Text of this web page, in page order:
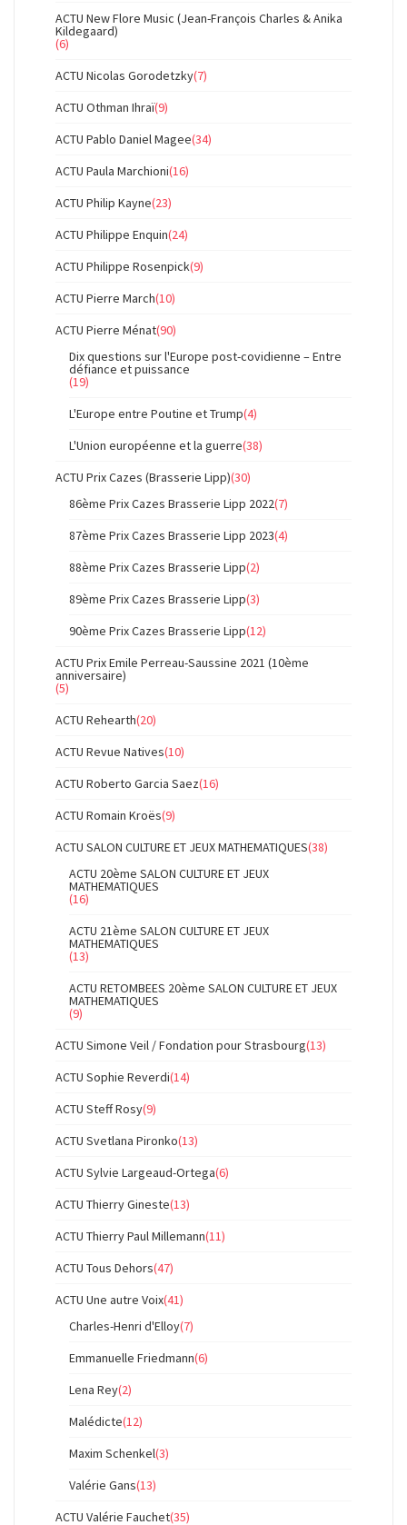
ACTU New Flore Music (Jean-François Charles & Anika
Kildegaard)
(6)
ACTU Nicolas Gorodetzky(7)
ACTU Othman Ihraï(9)
ACTU Pablo Daniel Magee(34)
ACTU Paula Marchioni(16)
ACTU Philip Kayne(23)
ACTU Philippe Enquin(24)
ACTU Philippe Rosenpick(9)
ACTU Pierre March(10)
ACTU Pierre Ménat(90)
Dix questions sur l'Europe post-covidienne – Entre
défiance et puissance
(19)
L'Europe entre Poutine et Trump(4)
L'Union européenne et la guerre(38)
ACTU Prix Cazes (Brasserie Lipp)(30)
86ème Prix Cazes Brasserie Lipp 2022(7)
87ème Prix Cazes Brasserie Lipp 2023(4)
88ème Prix Cazes Brasserie Lipp(2)
89ème Prix Cazes Brasserie Lipp(3)
90ème Prix Cazes Brasserie Lipp(12)
ACTU Prix Emile Perreau-Saussine 2021 (10ème
anniversaire)
(5)
ACTU Rehearth(20)
ACTU Revue Natives(10)
ACTU Roberto Garcia Saez(16)
ACTU Romain Kroës(9)
ACTU SALON CULTURE ET JEUX MATHEMATIQUES(38)
ACTU 20ème SALON CULTURE ET JEUX
MATHEMATIQUES
(16)
ACTU 21ème SALON CULTURE ET JEUX
MATHEMATIQUES
(13)
ACTU RETOMBEES 20ème SALON CULTURE ET JEUX
MATHEMATIQUES
(9)
ACTU Simone Veil / Fondation pour Strasbourg(13)
ACTU Sophie Reverdi(14)
ACTU Steff Rosy(9)
ACTU Svetlana Pironko(13)
ACTU Sylvie Largeaud-Ortega(6)
ACTU Thierry Gineste(13)
ACTU Thierry Paul Millemann(11)
ACTU Tous Dehors(47)
ACTU Une autre Voix(41)
Charles-Henri d'Elloy(7)
Emmanuelle Friedmann(6)
Lena Rey(2)
Malédicte(12)
Maxim Schenkel(3)
Valérie Gans(13)
ACTU Valérie Fauchet(35)